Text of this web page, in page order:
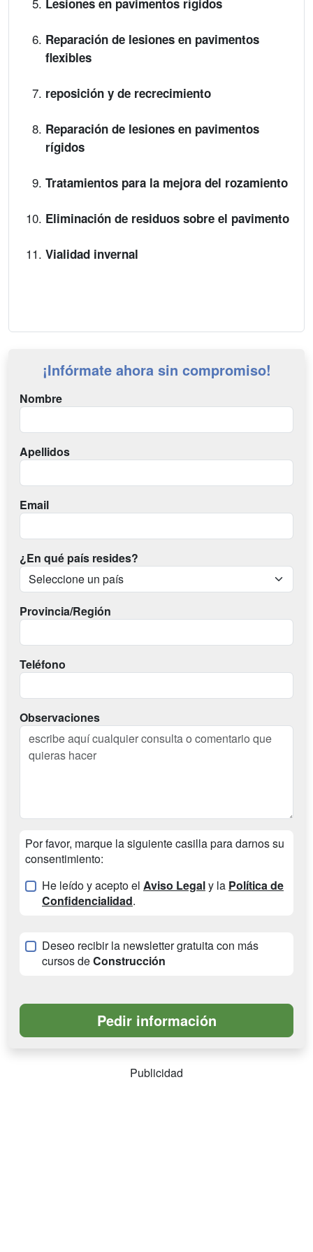
Lesiones en pavimentos rígidos
Reparación de lesiones en pavimentos
flexibles
reposición y de recrecimiento
Reparación de lesiones en pavimentos
rígidos
Tratamientos para la mejora del rozamiento
Eliminación de residuos sobre el pavimento
Vialidad invernal
¡Infórmate ahora sin compromiso!
Nombre
Apellidos
Email
¿En qué país resides?
Provincia/Región
Teléfono
Observaciones
Por favor, marque la siguiente casilla para darnos su
consentimiento:
He leído y acepto el Aviso Legaly la Política de
Confidencialidad.
Deseo recibir la newsletter gratuita con más
cursos deConstrucción
Publicidad